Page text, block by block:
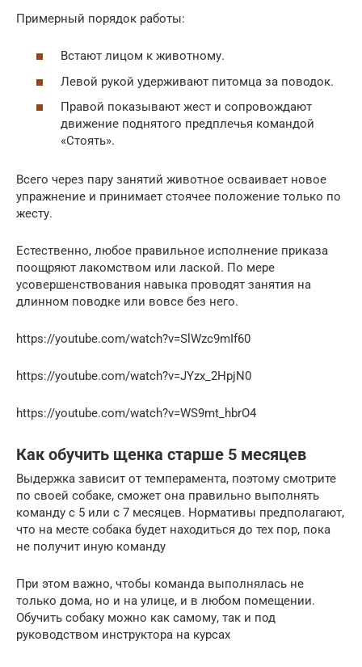
Примерный порядок работы:
Встают лицом к животному.
Левой рукой удерживают питомца за поводок.
Правой показывают жест и сопровождают
движение поднятого предплечья командой
«Стоять».
Всего через пару занятий животное осваивает новое
упражнение и принимает стоячее положение только по
жесту.
Естественно, любое правильное исполнение приказа
поощряют лакомством или лаской. По мере
усовершенствования навыка проводят занятия на
длинном поводке или вовсе без него.
https://youtube.com/watch?v=SlWzc9mIf60
https://youtube.com/watch?v=JYzx_2HpjN0
https://youtube.com/watch?v=WS9mt_hbrO4
Как обучить щенка старше 5 месяцев
Выдержка зависит от темперамента, поэтому смотрите
по своей собаке, сможет она правильно выполнять
команду с 5 или с 7 месяцев. Нормативы предполагают,
что на месте собака будет находиться до тех пор, пока
не получит иную команду
При этом важно, чтобы команда выполнялась не
только дома, но и на улице, и в любом помещении.
Обучить собаку можно как самому, так и под
руководством инструктора на курсах